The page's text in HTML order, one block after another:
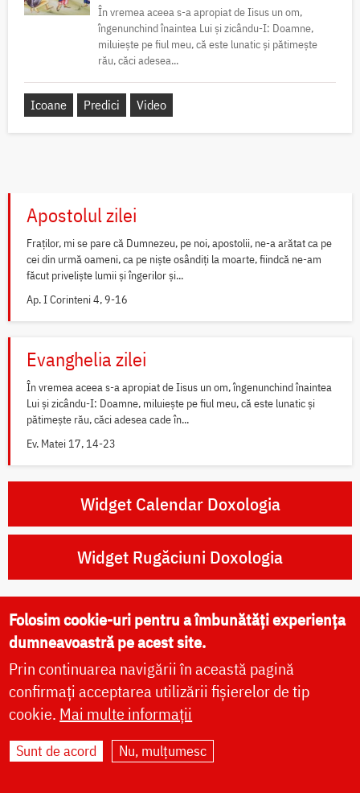
În vremea aceea s-a apropiat de Iisus un om,
îngenunchind înaintea Lui și zicându-I: Doamne,
miluiește pe fiul meu, că este lunatic și pătimește
rău, căci adesea...
Icoane Predici Video
Apostolul zilei
Fraților, mi se pare că Dumnezeu, pe noi, apostolii, ne-a arătat ca pe
cei din urmă oameni, ca pe niște osândiți la moarte, fiindcă ne-am
făcut priveliște lumii și îngerilor și...
Ap. I Corinteni 4, 9-16
Evanghelia zilei
În vremea aceea s-a apropiat de Iisus un om, îngenunchind înaintea
Lui și zicându-I: Doamne, miluiește pe fiul meu, că este lunatic și
pătimește rău, căci adesea cade în...
Ev. Matei 17, 14-23
Widget Calendar Doxologia
Widget Rugăciuni Doxologia
Rugăciuni zilnice
Rugăciunile dimineții
Rugăciunile serii
Folosim cookie-uri pentru a îmbunătăți experiența
dumneavoastră pe acest site.
Prin continuarea navigării în această pagină
confirmați acceptarea utilizării fișierelor de tip
cookie. Mai multe informații
Sunt de acord Nu, mulțumesc